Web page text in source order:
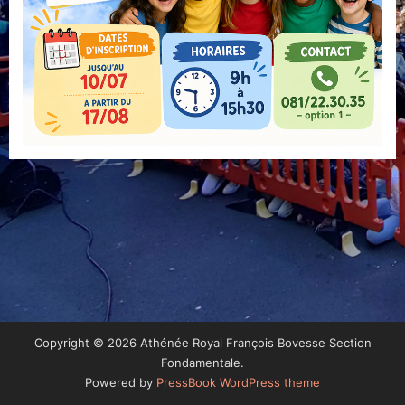
Copyright © 2026 Athénée Royal François Bovesse Section
Fondamentale.
Powered by PressBook WordPress theme